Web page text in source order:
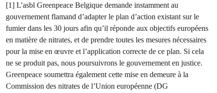
[1] L’asbl Greenpeace Belgique demande instamment au
gouvernement flamand d’adapter le plan d’action existant sur le
fumier dans les 30 jours afin qu’il réponde aux objectifs européens
en matière de nitrates, et de prendre toutes les mesures nécessaires
pour la mise en œuvre et l’application correcte de ce plan. Si cela
ne se produit pas, nous poursuivrons le gouvernement en justice.
Greenpeace soumettra également cette mise en demeure à la
Commission des nitrates de l’Union européenne (DG